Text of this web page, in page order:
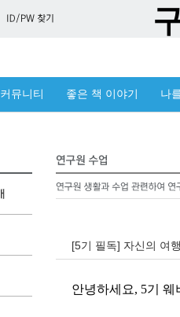
커뮤니티 좋은 책 이야기 나
[5기 필독] 자신의 여
안녕하세요, 5기 웨